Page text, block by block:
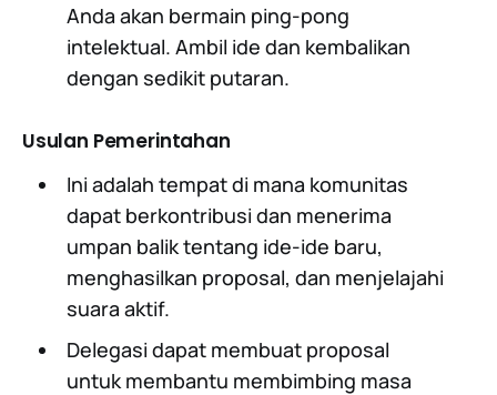
Anda akan bermain ping-pong
intelektual. Ambil ide dan kembalikan
dengan sedikit putaran.
Usulan Pemerintahan
Ini adalah tempat di mana komunitas
dapat berkontribusi dan menerima
umpan balik tentang ide-ide baru,
menghasilkan proposal, dan menjelajahi
suara aktif.
Delegasi dapat membuat proposal
untuk membantu membimbing masa